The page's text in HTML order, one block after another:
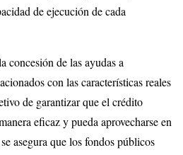
de ejecución de cada
concesión de las ayudas a
con las características reales
de garantizar que el crédito
eficaz y pueda aprovecharse en
asegura que los fondos públicos